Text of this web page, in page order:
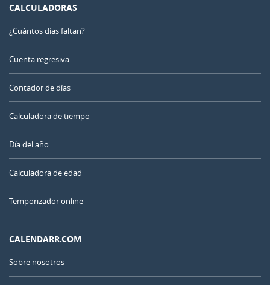
CALCULADORAS
¿Cuántos días faltan?
Cuenta regresiva
Contador de días
Calculadora de tiempo
Día del año
Calculadora de edad
Temporizador online
CALENDARR.COM
Sobre nosotros